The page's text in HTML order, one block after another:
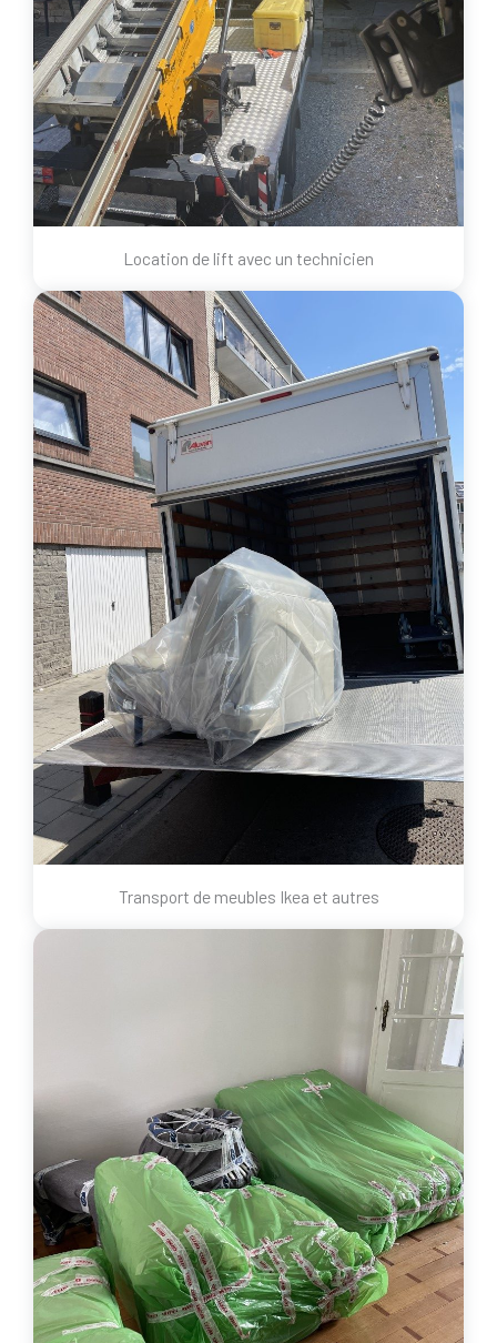
Location de lift avec un technicien
Transport de meubles Ikea et autres